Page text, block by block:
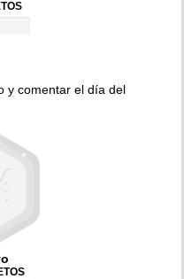
y comentar el día del